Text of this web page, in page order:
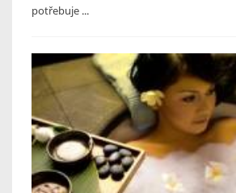
potřebuje ...